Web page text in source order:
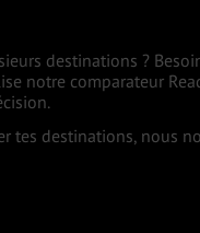
destinations ?
notre comparateur
tes destinations, nous